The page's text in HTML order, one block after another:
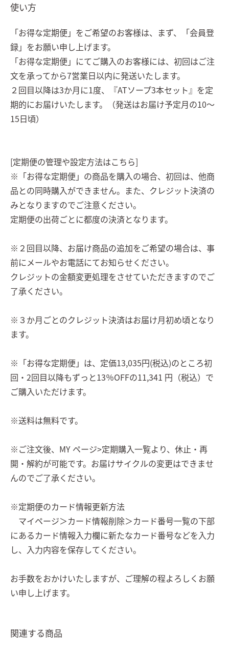
使い方
「お得な定期便」をご希望のお客様は、まず、「会員登
録」をお願い申し上げます。
「お得な定期便」にてご購入のお客様には、初回はご注
文を承ってから7営業日以内に発送いたします。
２回目以降は3か月に1度、『ATソープ3本セット』を定
期的にお届けいたします。（発送はお届け予定月の10～
15日頃）
[定期便の管理や設定方法はこちら]
※「お得な定期便」の商品を購入の場合、初回は、他商
品との同時購入ができません。また、クレジット決済の
みとなりますのでご注意ください。
定期便の出荷ごとに都度の決済となります。
※２回目以降、お届け商品の追加をご希望の場合は、事
前にメールやお電話にてお知らせください。
クレジットの金額変更処理をさせていただきますのでご
了承ください。
※３か月ごとのクレジット決済はお届け月初め頃となり
ます。
※「お得な定期便」は、定価13,035円(税込)のところ初
回・2回目以降もずっと13％OFFの11,341 円（税込）で
ご購入いただけます。
※送料は無料です。
※ご注文後、MY ページ>定期購入一覧より、休止・再
開・解約が可能です。お届けサイクルの変更はできませ
んのでご了承ください。
※定期便のカード情報更新方法
マイページ＞カード情報削除＞カード番号一覧の下部
にあるカード情報入力欄に新たなカード番号などを入力
し、入力内容を保存してください。
お手数をおかけいたしますが、ご理解の程よろしくお願
い申し上げます。
関連する商品